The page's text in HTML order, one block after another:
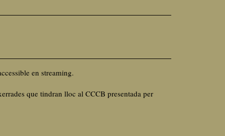
en streaming.
que tindran lloc al CCCB presentada per